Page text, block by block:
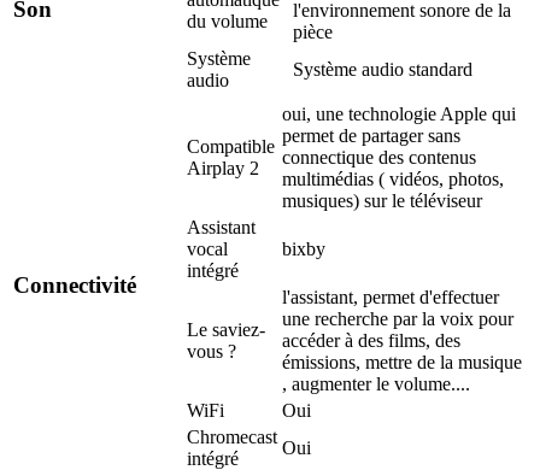
Son
du volume
l'environnement sonore de la
pièce
Système
audio
Système audio standard
Connectivité
Compatible
Airplay 2
oui, une technologie Apple qui
permet de partager sans
connectique des contenus
multimédias ( vidéos, photos,
musiques) sur le téléviseur
Assistant
vocal
intégré
bixby
Le saviez-
vous ?
l'assistant, permet d'effectuer
une recherche par la voix pour
accéder à des films, des
émissions, mettre de la musique
, augmenter le volume....
WiFi
Oui
Chromecast
intégré
Oui